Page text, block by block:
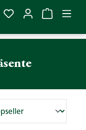
Du hast 0